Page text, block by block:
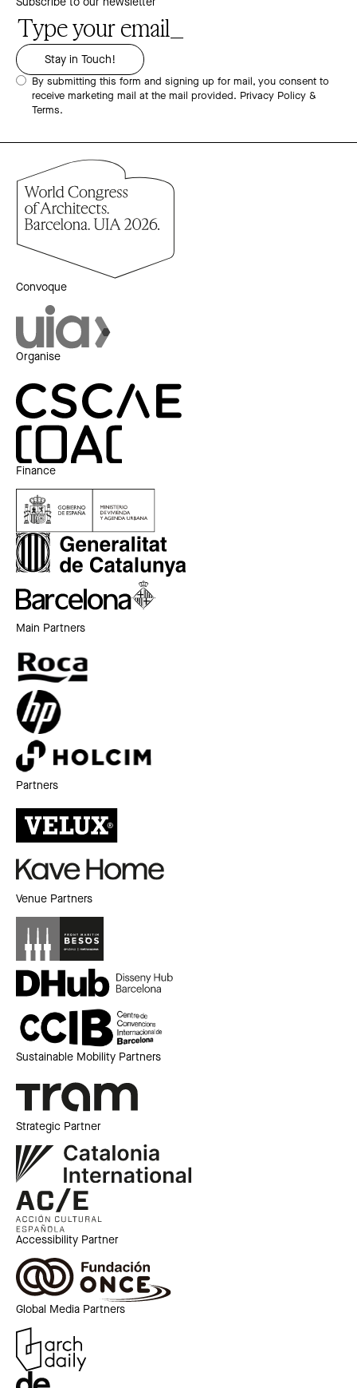
Subscribe to our newsletter
By submitting this form and signing up for mail, you consent to
receive marketing mail at the mail provided. Privacy Policy &
Terms.
Convoque
Organise
Finance
Main Partners
Partners
Venue Partners
Sustainable Mobility Partners
Strategic Partner
Accessibility Partner
Global Media Partners